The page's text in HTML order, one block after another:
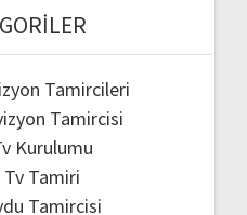
Tamircileri
Tamircisi
Kurulumu
Tv Tamiri
Tamircisi